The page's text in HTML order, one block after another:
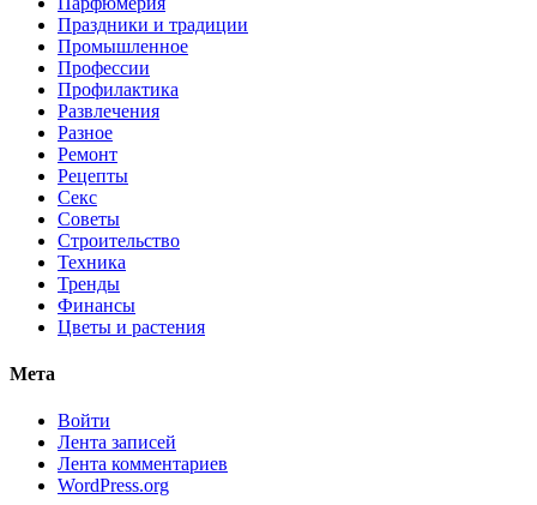
Праздники и традиции
Промышленное
Профессии
Профилактика
Развлечения
Разное
Ремонт
Рецепты
Секс
Советы
Строительство
Техника
Тренды
Финансы
Цветы и растения
Мета
Войти
Лента записей
Лента комментариев
WordPress.org